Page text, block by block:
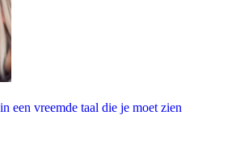
een vreemde taal die je moet zien